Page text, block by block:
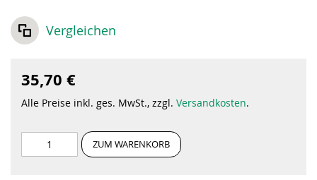
Vergleichen
35,70 €
Alle Preise inkl. ges. MwSt., zzgl. Versandkosten.
ZUM WARENKORB